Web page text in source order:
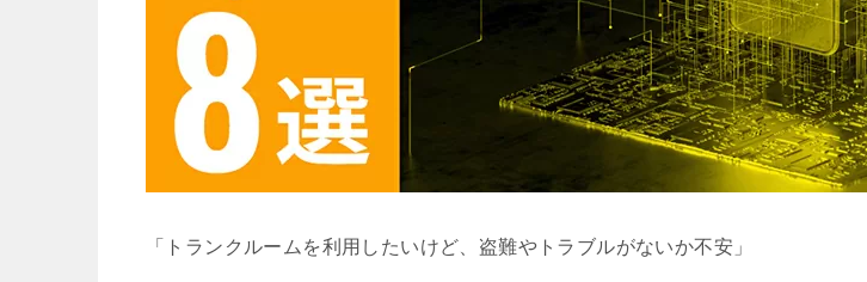
「トランクルームを利用したいけど、盗難やトラブルがないか不安」